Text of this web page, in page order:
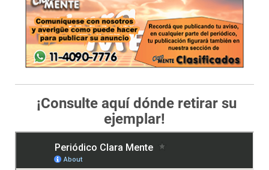
¡Consulte aquí dónde retirar su
ejemplar!